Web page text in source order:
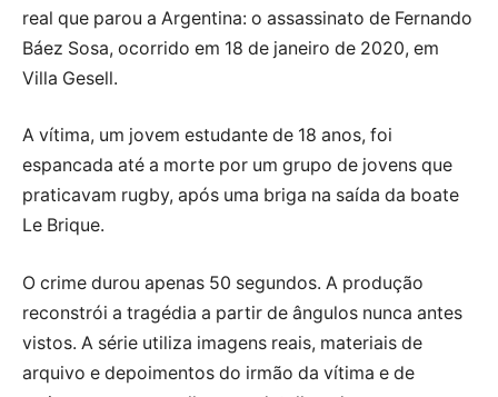
real que parou a Argentina: o assassinato de Fernando
Báez Sosa, ocorrido em 18 de janeiro de 2020, em
Villa Gesell.
A vítima, um jovem estudante de 18 anos, foi
espancada até a morte por um grupo de jovens que
praticavam rugby, após uma briga na saída da boate
Le Brique.
O crime durou apenas 50 segundos. A produção
reconstrói a tragédia a partir de ângulos nunca antes
vistos. A série utiliza imagens reais, materiais de
arquivo e depoimentos do irmão da vítima e de